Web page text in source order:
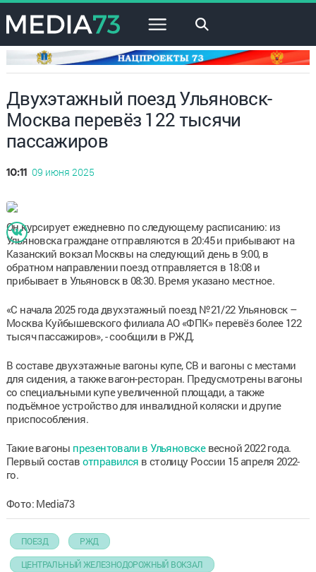
×
Двухэтажный поезд Ульяновск-
Москва перевёз 122 тысячи
пассажиров
10:11 09 июня 2025
Он курсирует ежедневно по следующему расписанию: из
Ульяновска граждане отправляются в 20:45 и прибывают на
Казанский вокзал Москвы на следующий день в 9:00, в
обратном направлении поезд отправляется в 18:08 и
прибывает в Ульяновск в 08:30. Время указано местное.
«С начала 2025 года двухэтажный поезд №21/22 Ульяновск –
Москва Куйбышевского филиала АО «ФПК» перевёз более 122
тысяч пассажиров», - сообщили в РЖД.
В составе двухэтажные вагоны купе, СВ и вагоны с местами
для сидения, а также вагон-ресторан. Предусмотрены вагоны
со специальными купе увеличенной площади, а также
подъёмное устройство для инвалидной коляски и другие
приспособления.
Такие вагоны презентовали в Ульяновскевесной 2022 года.
Первый состав отправился в столицу России 15 апреля 2022-
го.
Фото: Media73
ПОЕЗД РЖД
ЦЕНТРАЛЬНЫЙ ЖЕЛЕЗНОДОРОЖНЫЙ ВОКЗАЛ